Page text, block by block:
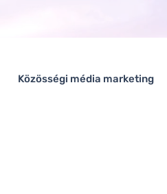
Közösségi média marketing